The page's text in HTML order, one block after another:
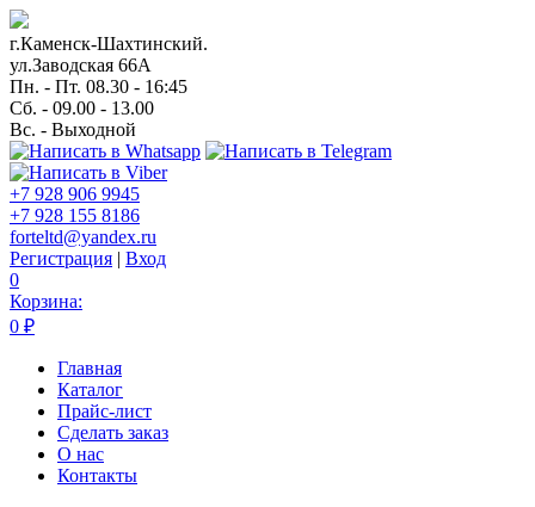
г.Каменск-Шахтинский.
ул.Заводская 66А
Пн. - Пт. 08.30 - 16:45
Сб. - 09.00 - 13.00
Вс. - Выходной
+7 928 906 9945
+7 928 155 8186
forteltd@yandex.ru
Регистрация | Вход
0
Корзина:
0 ₽
Главная
Каталог
Прайс-лист
Сделать заказ
О нас
Контакты